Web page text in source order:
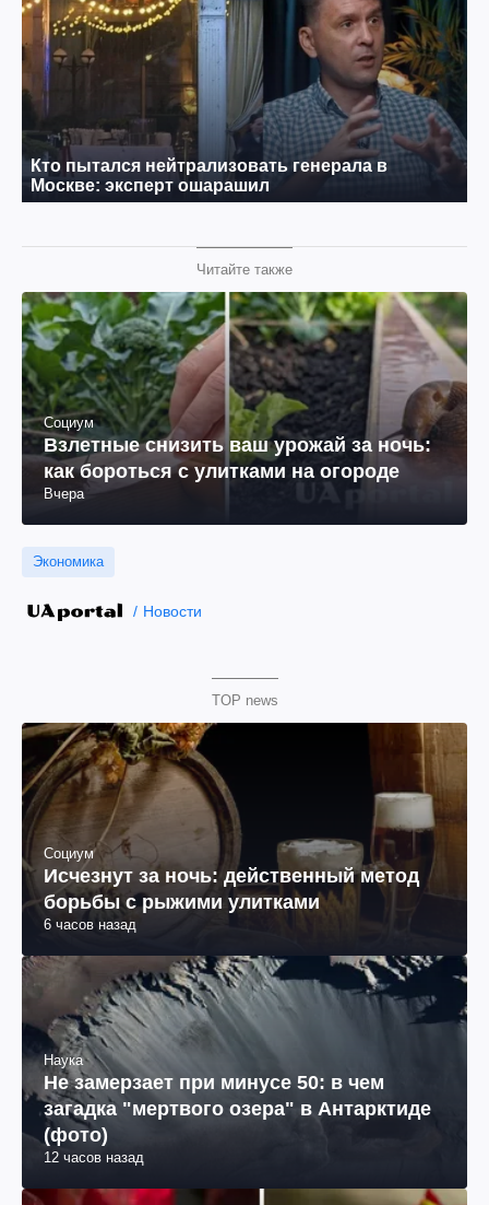
Читайте также
Социум
Взлетные снизить ваш урожай за ночь:
как бороться с улитками на огороде
Вчера
Экономика
Новости
TOP news
Социум
Исчезнут за ночь: действенный метод
борьбы с рыжими улитками
6 часов назад
Наука
Не замерзает при минусе 50: в чем
загадка "мертвого озера" в Антарктиде
(фото)
12 часов назад